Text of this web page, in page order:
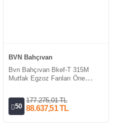
BVN Bahçıvan
Bvn Bahçıvan Bkef-T 315M
Mutfak Egzoz Fanları Öne
50
177.275,01 TL
88.637,51 TL